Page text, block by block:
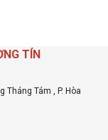
TÍN
Tháng Tám , P. Hòa